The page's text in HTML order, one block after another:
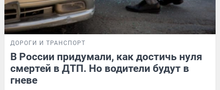
ДОРОГИ И ТРАНСПОРТ
В России придумали, как достичь нуля
смертей в ДТП. Но водители будут в
гневе